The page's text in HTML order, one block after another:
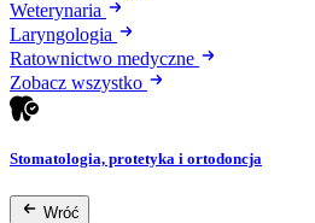
Weterynaria
Laryngologia
Ratownictwo medyczne
Zobacz wszystko
Stomatologia, protetyka i ortodoncja
Wróć